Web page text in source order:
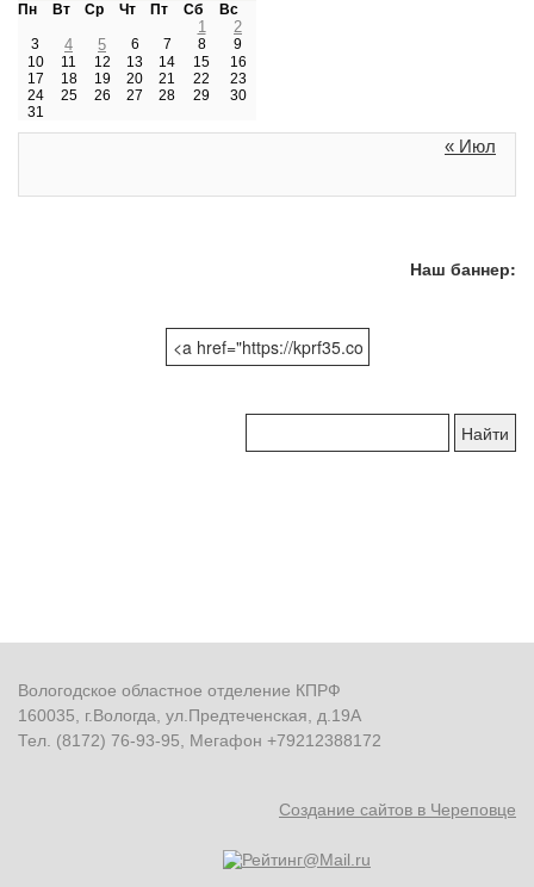
Пн Вт Ср Чт Пт Сб Вс
1 2
3 4 5 6 7 8
9
10
11 12 13 14 15
16
17
18 19 20 21 22
23
24
25 26 27 28 29
30
31
« Июл
Наш баннер:
по
Вологодское областное отделение КПРФ
160035, г.Вологда, ул.Предтеченская, д.19А
Тел. (8172) 76-93-95, Мегафон +79212388172
Создание сайтов в Череповце